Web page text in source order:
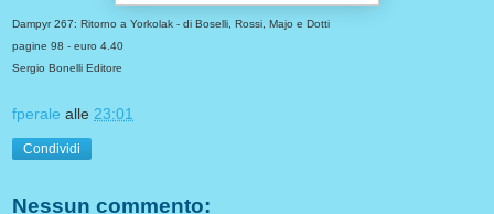
Dampyr 267: Ritorno a Yorkolak - di Boselli, Rossi, Majo e Dotti
pagine 98 - euro 4.40
Sergio Bonelli Editore
fperale alle 23:01
Condividi
Nessun commento: